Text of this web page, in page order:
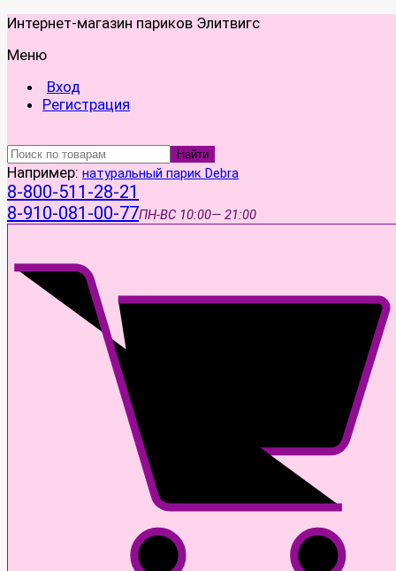
Интернет-магазин париков Элитвигс
Меню
Вход
Регистрация
Найти
Например: натуральный парик Debra
8-800-511-28-21
8-910-081-00-77ПН-ВС 10:00— 21:00